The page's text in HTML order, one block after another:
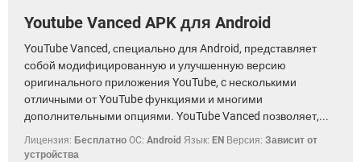
Youtube Vanced APK для Android
YouTube Vanced, специально для Android, представляет
собой модифицированную и улучшенную версию
оригинального приложения YouTube, c несколькими
отличными от YouTube функциями и многими
дополнительными опциями. YouTube Vanced позволяет,...
Лицензия: Бесплатно OC: Android Язык: EN Версия: Зависит от
устройства